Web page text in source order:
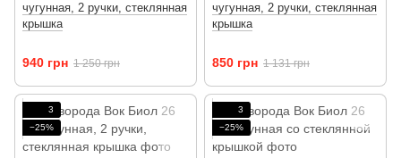
чугунная, 2 ручки, стеклянная
крышка
940 грн 1 250 грн
чугунная, 2 ручки, стеклянная
крышка
850 грн 1 131 грн
3
−25%
3
−25%